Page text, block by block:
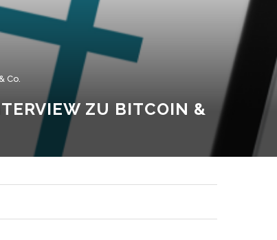
Co.
ZU BITCOIN &